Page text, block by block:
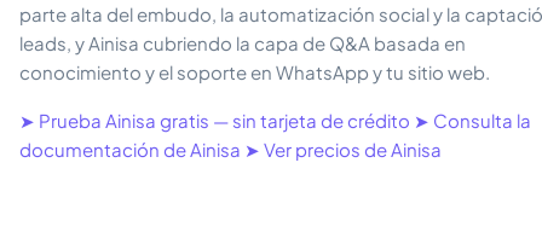
parte alta del embudo, la automatización social y la
leads, y Ainisa cubriendo la capa de Q&A basada en
conocimiento y el soporte en WhatsApp y tu sitio web.
➤ Prueba Ainisa gratis — sin tarjeta de crédito ➤ Consulta la
documentación de Ainisa ➤ Ver precios de Ainisa